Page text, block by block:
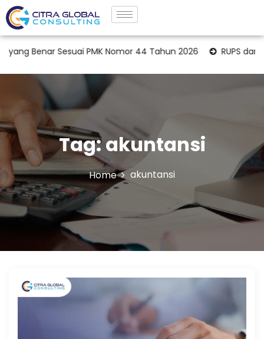
Benar Sesuai PMK Nomor 44 Tahun 2026 RUPS dan
Tag:akuntansi
Home akuntansi